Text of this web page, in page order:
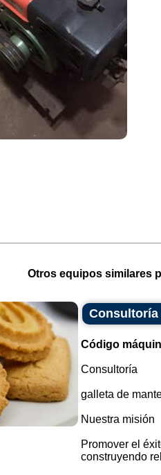
Otros equipos similares
Consultoría
Código
Consultoría
galleta de
Nuestra misión
Promover el
construyendo